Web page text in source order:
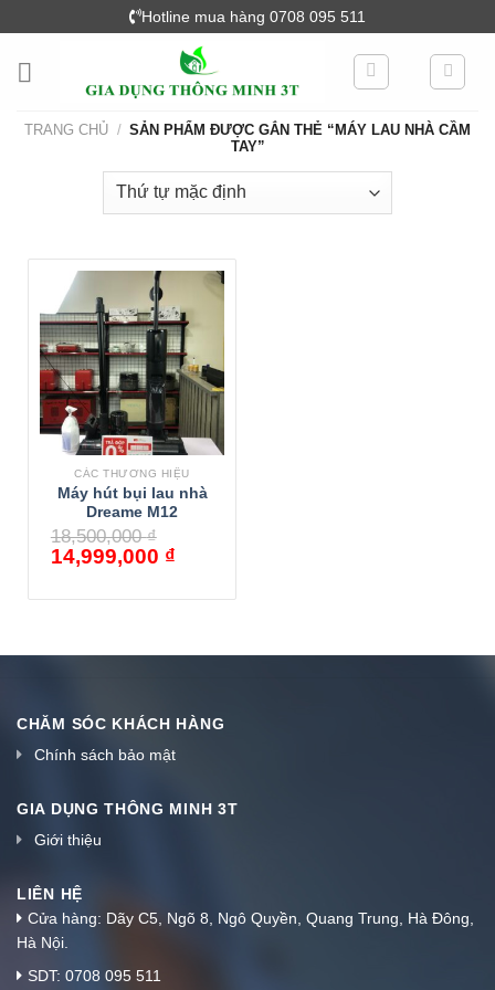
content
Hotline mua hàng 0708 095 511
TRANG CHỦ / SẢN PHẨM ĐƯỢC GẮN THẺ “MÁY LAU NHÀ CẦM
TAY”
CÁC THƯƠNG HIỆU
Máy hút bụi lau nhà
Dreame M12
18,500,000₫
14,999,000 ₫
CHĂM SÓC KHÁCH HÀNG
Chính sách bảo mật
GIA DỤNG THÔNG MINH 3T
Giới thiệu
LIÊN HỆ
Cửa hàng: Dãy C5, Ngõ 8, Ngô Quyền, Quang Trung, Hà Đông,
Hà Nội.
SDT: 0708 095 511